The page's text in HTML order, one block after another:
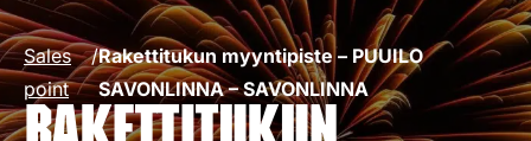
Sales
point
/Rakettitukun myyntipiste – PUUILO
SAVONLINNA – SAVONLINNA